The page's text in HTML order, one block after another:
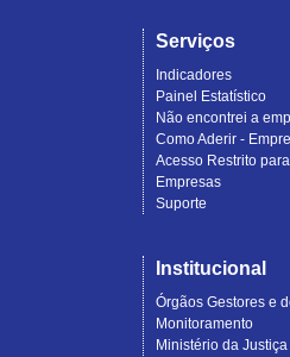
Serviços
Indicadores
Painel Estatístico
Não encontrei a
Como Aderir -
Acesso Restrito
Empresas
Suporte
Institucional
Órgãos Gestores e
Monitoramento
Ministério da